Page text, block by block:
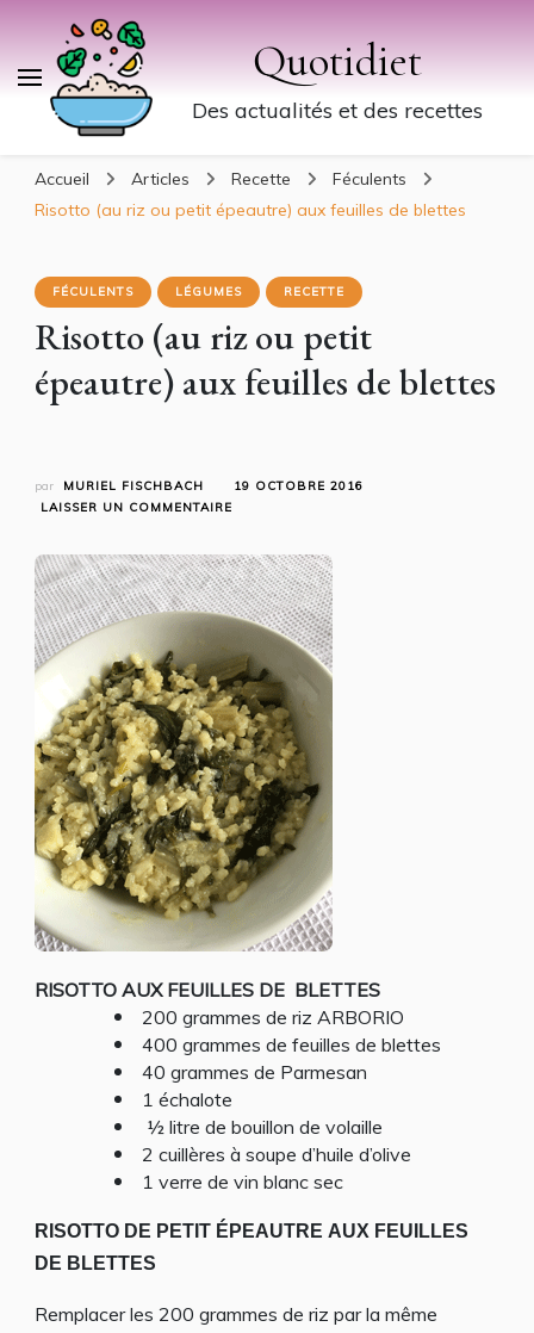
Quotidiet
Des actualités et des recettes
Accueil Articles Recette
Féculents
Risotto (au riz ou petit épeautre) aux feuilles de blettes
FÉCULENTS LÉGUMES RECETTE
Risotto (au riz ou petit
épeautre) aux feuilles de blettes
par MURIEL FISCHBACH
19 OCTOBRE 2016
LAISSER UN COMMENTAIRE
RIZ
OU
PETIT
ÉPEAUTRE)
AUX
FEUILLES
DE
BLETTES
RISOTTO AUX FEUILLES DE BLETTES
200 grammes de riz ARBORIO
400 grammes de feuilles de blettes
40 grammes de Parmesan
1 échalote
½ litre de bouillon de volaille
2 cuillères à soupe d’huile d’olive
1 verre de vin blanc sec
RISOTTO DE PETIT ÉPEAUTRE AUX FEUILLES
DE BLETTES
Remplacer les 200 grammes de riz par la même